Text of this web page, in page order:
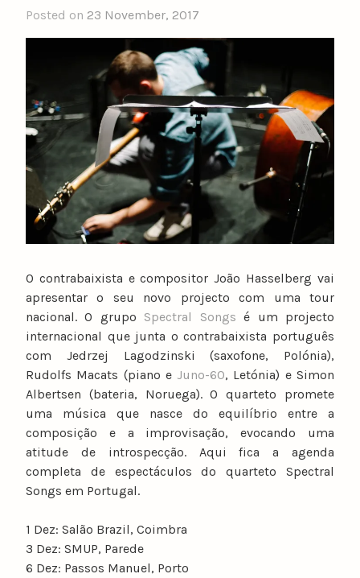
Posted on 23 November, 2017
y
n
u
n
o
c
a
a
n
O contrabaixista e compositor João Hasselberg vai
apresentar o seu novo projecto com uma tour
nacional. O grupo Spectral Songs é um projecto
internacional que junta o contrabaixista português
com Jedrzej Lagodzinski (saxofone, Polónia),
Rudolfs Macats (piano e Juno-60, Letónia) e Simon
Albertsen (bateria, Noruega). O quarteto promete
uma música que nasce do equilíbrio entre a
composição e a improvisação, evocando uma
atitude de introspecção. Aqui fica a agenda
completa de espectáculos do quarteto Spectral
Songs em Portugal.
1 Dez: Salão Brazil, Coimbra
3 Dez: SMUP, Parede
6 Dez: Passos Manuel, Porto